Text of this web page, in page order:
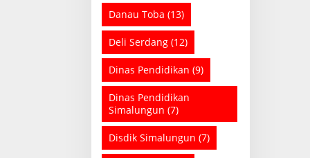
Danau Toba (13)
Deli Serdang (12)
Dinas Pendidikan (9)
Dinas Pendidikan
Simalungun (7)
Disdik Simalungun (7)